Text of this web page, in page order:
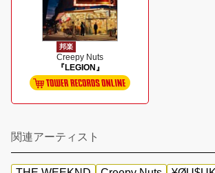
邦楽
Creepy Nuts
『LEGION』
関連アーティスト